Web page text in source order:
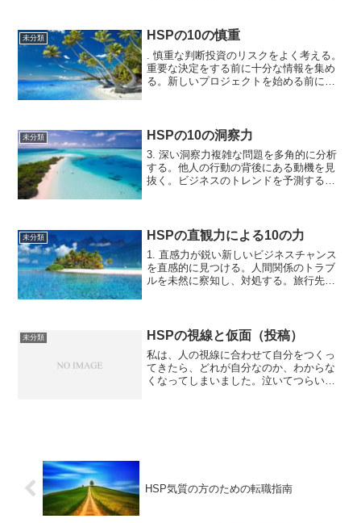
ケアを提案する役割を果たします。適正
な環境管理 養鶏場や...
未分類 HSPの10の慎重
. 慎重な判断投資のリスクをよく考える。
重要な決定をする前に十分な情報を集め
る。新しいプロジェクトを始める前に計
に計画を立てる。健康に...
未分類 HSPの10の洞察力
3. 深い洞察力複雑な問題を多角的に分析
する。他人の行動の背後にある動機を見
抜く。ビジネスのトレンドを予測する。
研究において新しい発...
未分類 HSPの直観力による10の力
1. 直感力が鋭い新しいビジネスチャンス
を直感的に見つける。人間関係のトラブ
ルを未然に察知し、対処する。旅行先で
の気持ちの変化を直感...
未分類 HSPの視線と仮面（投稿）
私は、人の視線に合わせて自分をつくっ
てきたら、どれが自分なのか、わからな
くなってしまいました。泣いてつらいと
HSP気質の方のための転職指南